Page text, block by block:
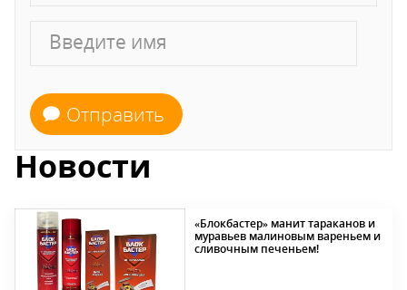
Отправить
Новости
«Блокбастер» манит тараканов и
муравьев малиновым вареньем и
сливочным печеньем!